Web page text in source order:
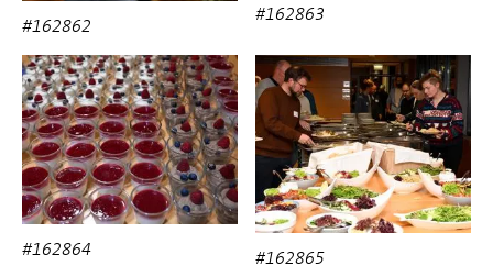
#162862
#162863
#162864 #162865